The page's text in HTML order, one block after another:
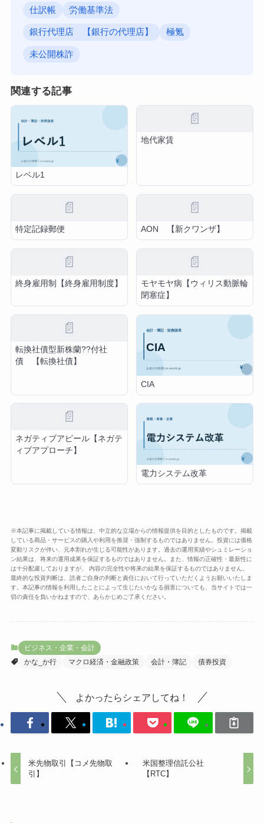
仕訳帳 労働基準法
銀行代理店 【銀行の代理店】 極氪
未公開株詐
関連する記事
レベル1
📄
地代家賃
📄
特定記録郵便
📄
AON 【新クワンザ】
📄
終身雇用制【終身雇用制度】
📄
モヤモヤ病【ウィリス動脈輪
閉塞症】
📄
転換社債型新株蘭??付社
債 【転換社債】
CIA
📄
ネガティブアピール【ネガテ
ィブアプローチ】
電力システム改革
※本記事に掲載している情報は、中立的な立場からの情報提供を目的としたものです。掲載
している商品・サービスの購入や利用を推奨・強制するものではありません。投資には価格
変動リスクが伴い、元本割れが生じる可能性があります。過去の運用実績やシュミレーショ
ン結果は、将来の運用成果を保証するものではありません。また、情報の正確性・最新性に
は十分配慮しておりますが、 内容の完全性や将来の結果を保証するものではありません。
最終的な投資判断は、読者ご自身の判断と責任において行っていただくようお願いいたしま
す。本記事の情報を利用したことによって生じたいかなる損害についても、当サイトでは一
切の責任を負いかねますので、あらかじめご了承ください。
ビジネス・企業・会計
かな_か行
マクロ経済・金融政策 会計・簿記 債券投資
よかったらシェアしてね！
米先物取引【コメ先物取
引】
米国整理信託公社
【RTC】